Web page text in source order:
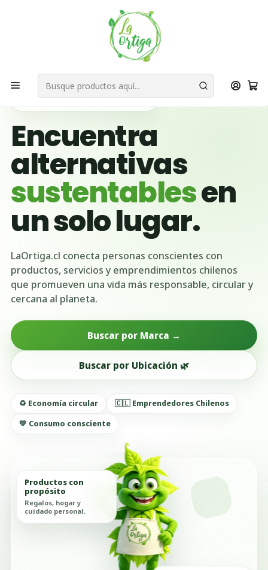
Bienvenid@s a quienes quieren un planeta más verde...
Nuestra Misión
Ubicación Emprendedores Región Metropolitana
San Bernardo
🌱 BUSCADOR VERDE DE CHILE
Encuentra
alternativas
sustentablesen
un solo lugar.
LaOrtiga.cl conecta personas conscientes con
productos, servicios y emprendimientos chilenos
que promueven una vida más responsable, circular y
cercana al planeta.
Buscar por Marca →
Buscar por Ubicación 🌿
♻️ Economía circular
🇨🇱 Emprendedores Chilenos
💚 Consumo consciente
Productos con
propósito
Regalos, hogar y
cuidado personal.